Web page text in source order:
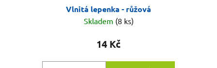
Vlnitá lepenka - růžová
Skladem (8 ks)
14 Kč